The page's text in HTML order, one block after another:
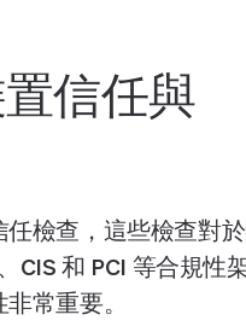
信任與
檢查，這些檢查對
CIS 和 PCI 等合規性
常重要。